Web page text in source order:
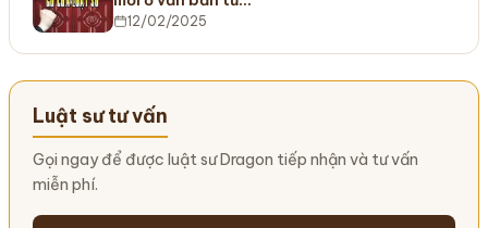
12/02/2025
Luật sư tư vấn
Gọi ngay để được luật sư Dragon tiếp nhận và tư vấn
miễn phí.